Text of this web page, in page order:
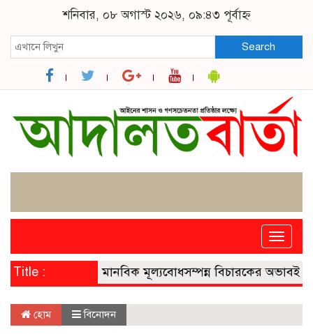
শনিবার, ০৮ অগাস্ট ২০২৬, ০৯:৪৩ পূর্বাহ্ন
Search
Toggle
Title : মানবিক মূল্যবোধসম্পন্ন বিচারকের অভাবই বড়
হোম বিনোদন